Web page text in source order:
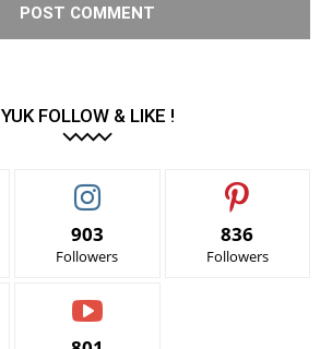
YUK FOLLOW & LIKE !
903
Followers
836
Followers